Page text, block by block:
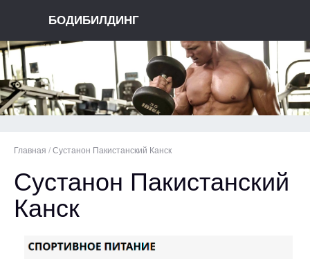
БОДИБИЛДИНГ
Главная / Сустанон Пакистанский Канск
Сустанон Пакистанский
Канск